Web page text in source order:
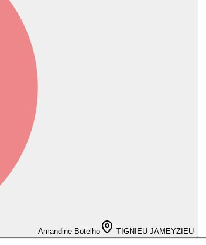
Amandine Botelho TIGNIEU JAMEYZIEU